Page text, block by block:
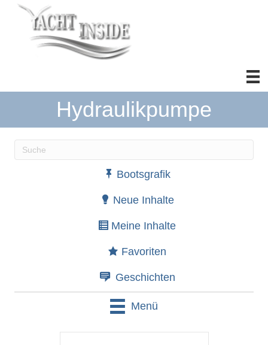
Hydraulikpumpe
Wenn die Ergebnisse der automatischen
Bootsgrafik
Neue Inhalte
Meine Inhalte
Favoriten
Geschichten
Menü